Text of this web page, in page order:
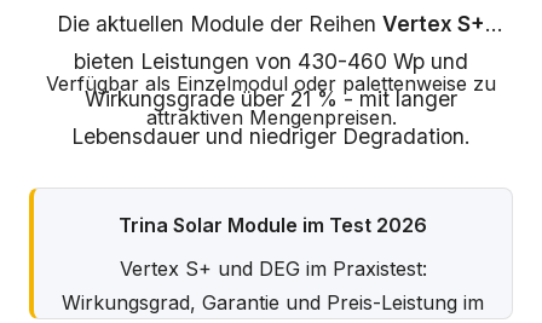
Die aktuellen Module der Reihen Vertex S+
bieten Leistungen von 430-460 Wp und
Wirkungsgrade über 21 % - mit langer
Lebensdauer und niedriger Degradation.
Verfügbar als Einzelmodul oder palettenweise zu
attraktiven Mengenpreisen.
Trina Solar Module im Test 2026
Vertex S+ und DEG im Praxistest:
Wirkungsgrad, Garantie und Preis-Leistung im